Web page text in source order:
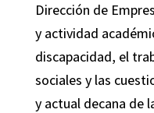
Dirección de
y actividad
discapacidad, el
sociales y las
y actual decana de